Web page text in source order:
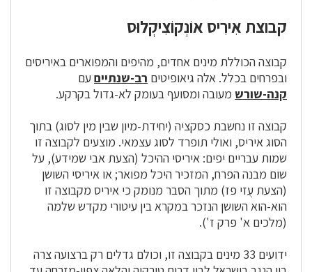
קבוצת אִירִיס אוֹנְקוֹצִיקְלוּס
קבוצה הכוללת מינים אחדים, מהיפים והמפוארים באיריסים
ובפרחים בכלל. אלה גיאופיטים רב-שנתיים עם
קנה-שורש מעובה ומסועף בעומק לא-גדול בקרקע.
קבוצה זו נחשבת כסקציה (יחידת-מיון שבין מין לסוג) בתוך
הסוג איריס, ואולי תופרד לסוג עצמאי. מוצעים לקבוצה זו
שמות עבריים יפים: איריסי ההיכל (הצעת אבי שמידע), על
שום מבנה הפרח, המזכיר היכל מפואר; או איריסי השושן
(הצעת עֻזי פז) מתוך הסבר מנומק כי איריס מקבוצה זו
הוא-הוא השושן הנזכר במקרא בין עיטורי מקדש שלמה
(מלכים א' פרק ז').
ידועים 33 מינים בקבוצה זו, וכולם גדלים רק ברצועה צרה